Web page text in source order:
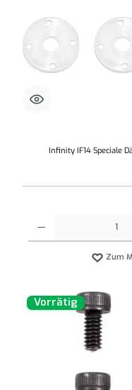
Infinity IF14 Speciale
Zum
Vorrätig